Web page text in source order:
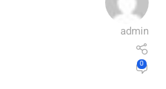
admin
0